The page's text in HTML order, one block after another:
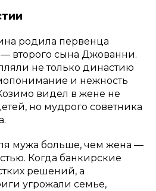
родила первенца
— второго сына Джованни.
не только династию
и нежность
видел в жене не
но мудрого советника
мужа больше, чем жена —
Когда банкирские
решений, а
угрожали семье,